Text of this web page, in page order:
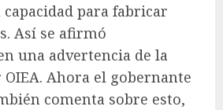
para fabricar
Así se afirmó
una advertencia de la
Ahora el gobernante
comenta sobre esto,